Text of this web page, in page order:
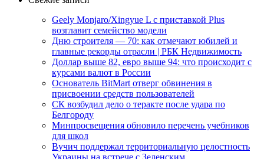
Geely Monjaro/Xingyue L с приставкой Plus
возглавит семейство модели
Дню строителя — 70: как отмечают юбилей и
главные рекорды отрасли | РБК Недвижимость
Доллар выше 82, евро выше 94: что происходит с
курсами валют в России
Основатель BitMart отверг обвинения в
присвоении средств пользователей
СК возбудил дело о теракте после удара по
Белгороду
Минпросвещения обновило перечень учебников
для школ
Вучич поддержал территориальную целостность
Украины на встрече с Зеленским